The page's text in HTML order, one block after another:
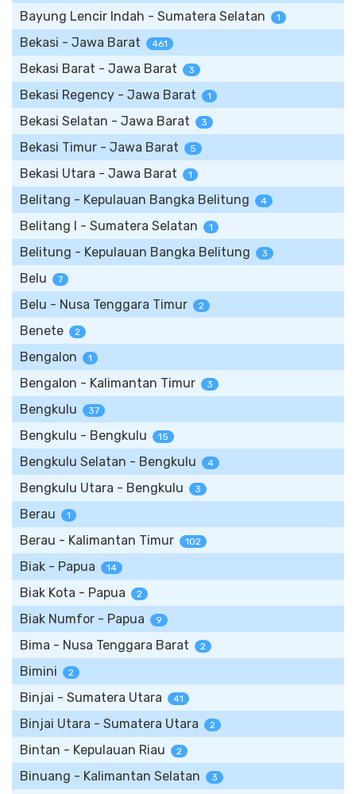
Bayung Lencir Indah - Sumatera Selatan 1
Bekasi - Jawa Barat 461
Bekasi Barat - Jawa Barat 3
Bekasi Regency - Jawa Barat 1
Bekasi Selatan - Jawa Barat 3
Bekasi Timur - Jawa Barat 5
Bekasi Utara - Jawa Barat 1
Belitang - Kepulauan Bangka Belitung 4
Belitang I - Sumatera Selatan 1
Belitung - Kepulauan Bangka Belitung 3
Belu 7
Belu - Nusa Tenggara Timur 2
Benete 2
Bengalon 1
Bengalon - Kalimantan Timur 3
Bengkulu 37
Bengkulu - Bengkulu 15
Bengkulu Selatan - Bengkulu 4
Bengkulu Utara - Bengkulu 3
Berau 1
Berau - Kalimantan Timur 102
Biak - Papua 14
Biak Kota - Papua 2
Biak Numfor - Papua 9
Bima - Nusa Tenggara Barat 2
Bimini 2
Binjai - Sumatera Utara 41
Binjai Utara - Sumatera Utara 2
Bintan - Kepulauan Riau 2
Binuang - Kalimantan Selatan 3